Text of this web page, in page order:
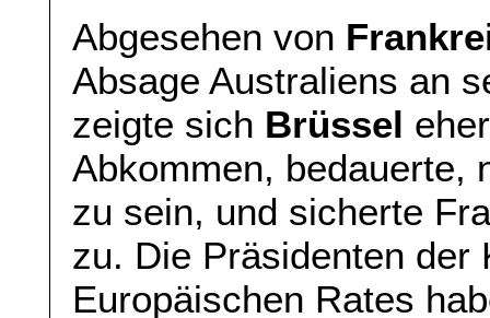
Abgesehen von
Absage Australiens an
zeigte sich Brüssel
Abkommen, bedauerte,
zu sein, und sicherte
zu. Die Präsidenten der
Europäischen Rates